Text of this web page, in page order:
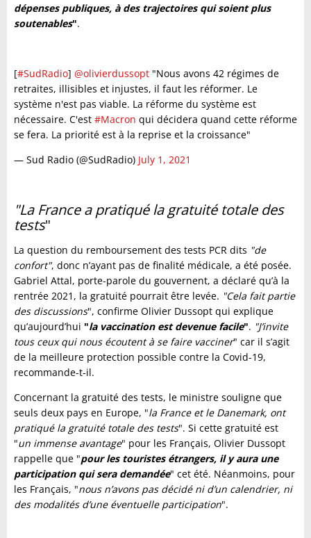
dépenses publiques, à des trajectoires qui soient plus
soutenables".
[#SudRadio] @olivierdussopt "Nous avons 42 régimes de
retraites, illisibles et injustes, il faut les réformer. Le
système n'est pas viable. La réforme du système est
nécessaire. C'est #Macron qui décidera quand cette réforme
se fera. La priorité est à la reprise et la croissance"
— Sud Radio (@SudRadio) July 1, 2021
"La France a pratiqué la gratuité totale des
tests"
La question du remboursement des tests PCR dits "de
confort", donc n’ayant pas de finalité médicale, a été posée.
Gabriel Attal, porte-parole du gouvernent, a déclaré qu’à la
rentrée 2021, la gratuité pourrait être levée. "Cela fait partie
des discussions", confirme Olivier Dussopt qui explique
qu’aujourd’hui "la vaccination est devenue facile". "J’invite
tous ceux qui nous écoutent à se faire vacciner" car il s’agit
de la meilleure protection possible contre la Covid-19,
recommande-t-il.
Concernant la gratuité des tests, le ministre souligne que
seuls deux pays en Europe, "la France et le Danemark, ont
pratiqué la gratuité totale des tests". Si cette gratuité est
"un immense avantage" pour les Français, Olivier Dussopt
rappelle que "pour les touristes étrangers, il y aura une
participation qui sera demandée" cet été. Néanmoins, pour
les Français, "nous n’avons pas décidé ni d’un calendrier, ni
des modalités d’une éventuelle participation".